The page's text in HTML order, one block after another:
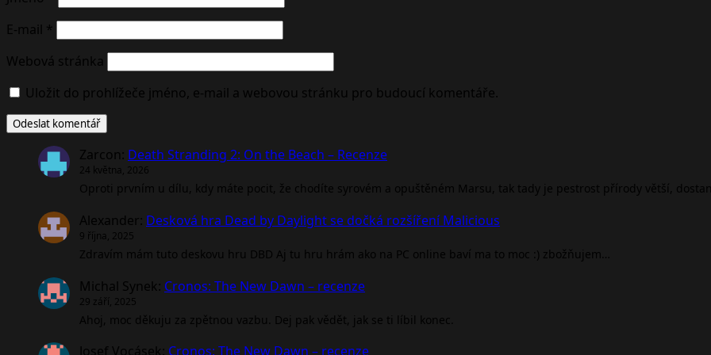
E-mail *
Webová stránka
Uložit do prohlížeče jméno, e-mail a webovou stránku pro budoucí komentáře.
Zarcon: Death Stranding 2: On the Beach – Recenze
24 května, 2026
Oproti prvním u dílu, kdy máte pocit, že chodíte syrovém a opuštěném Marsu, tak tady je pestrost přírody větší,
Alexander: Desková hra Dead by Daylight se dočká rozšíření Malicious
9 října, 2025
Zdravím mám tuto deskovu hru DBD Aj tu hru hrám ako na PC online baví ma to moc :) zbožňujem…
Michal Synek: Cronos: The New Dawn – recenze
29 září, 2025
Ahoj, moc děkuju za zpětnou vazbu. Dej pak vědět, jak se ti líbil konec.
Josef Vocásek: Cronos: The New Dawn – recenze